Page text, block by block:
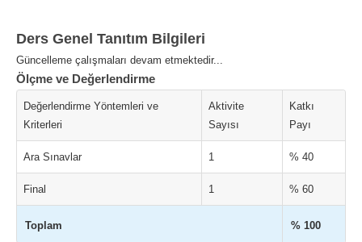
Ders Genel Tanıtım Bilgileri
Güncelleme çalışmaları devam etmektedir...
Ölçme ve Değerlendirme
Değerlendirme Yöntemleri ve
Kriterleri
Aktivite
Sayısı
Katkı
Payı
Ara Sınavlar 1 % 40
Final 1 % 60
Toplam % 100